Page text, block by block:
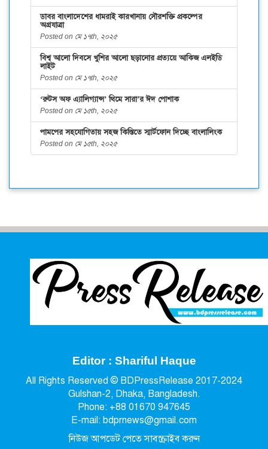
ডাবর বাংলাদেশের ধামরাই কারখানায় সৌরশক্তি প্রকল্পের
অগ্রযাত্রা
Posted on মে ১৭th, ২০২৫
বিশ্ব আলো দিবসে খুশির আলো ছড়ানোর প্রত্যয়ে আকিজ এলইডি
লাইট
Posted on মে ১৭th, ২০২৫
‘রুটস অফ এ্যালিগ্যান্স’ থিমে সারা’র ঈদ পোশাক
Posted on মে ১৫th, ২০২৫
পামপের সহযোগিতায় সহজ কিস্তিতে স্মার্টফোন দিচ্ছে বাংলালিংক
Posted on মে ১৫th, ২০২৫
Editor : Shariful Haque
All Rights Reserved © BDPressRelease 2017-2024
Gulshan-2, Dhaka, Bangladesh.
Phone: +88 01670 947645
E-mail: bdprnews@gmail.com
নিউজ আপডেট পেতে সাবস্ক্রাইব করুন